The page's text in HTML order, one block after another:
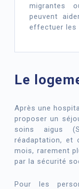
migrantes
peuvent
effectuer les
Le
Après une
proposer un
soins aigus
réadaptation, et
mois, rarement
par la sécurité
Pour les